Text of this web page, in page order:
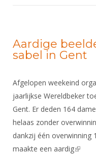
Aardige
sabel in Gent
Afgelopen weekeind
jaarlijkse Wereldbeker
Gent. Er deden 164
helaas zonder
dankzij één overwinning
maakte een aardig(link is